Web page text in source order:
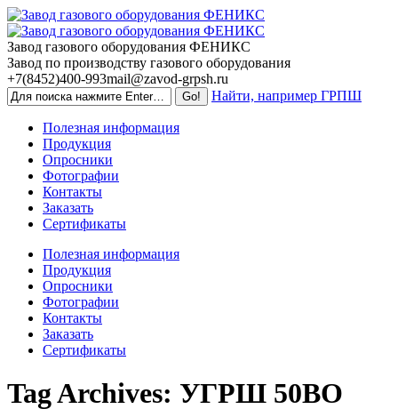
Skip
to
content
Завод газового оборудования ФЕНИКС
Завод по производству газового оборудования
+7(8452)400-993mail@zavod-grpsh.ru
Найти, например ГРПШ
Полезная информация
Продукция
Опросники
Фотографии
Контакты
Заказать
Сертификаты
Полезная информация
Продукция
Опросники
Фотографии
Контакты
Заказать
Сертификаты
Tag Archives: УГРШ 50ВО